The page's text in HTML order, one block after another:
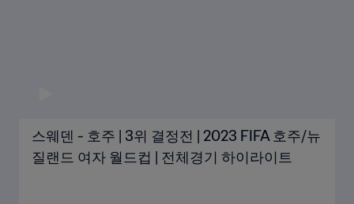
스웨덴 - 호주 | 3위 결정전 | 2023 FIFA 호주/뉴
질랜드 여자 월드컵 | 전체경기 하이라이트